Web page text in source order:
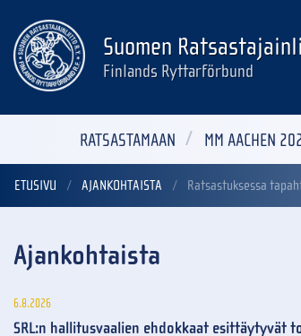
Suomen
Finlands Ryttarförbund
RATSASTAMAAN MM AACHEN
ETUSIVU AJANKOHTAISTA Ratsastuksessa
Ajankohtaista
6.8.2026
SRL:n hallitusvaalien ehdokkaat esittäytyvät